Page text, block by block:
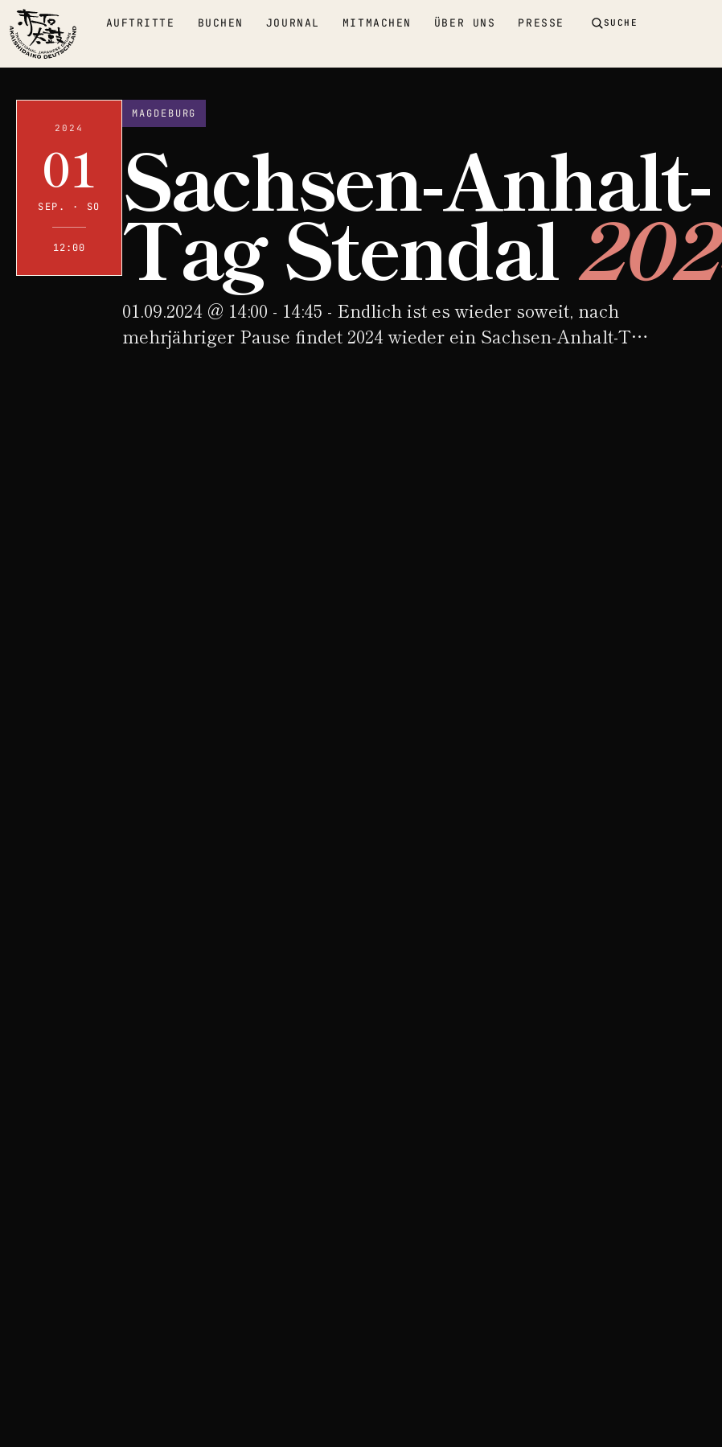
AUFTRITTE BUCHEN JOURNAL MITMACHEN ÜBER UNS PRESSE SUCHE
2024
01
SEP. · SO
12:00
MAGDEBURG
Sachsen-Anhalt-
Tag Stendal
01.09.2024 @ 14:00 - 14:45 - Endlich ist es wieder soweit, nach
mehrjähriger Pause findet 2024 wieder ein Sachsen-Anhalt-Tag